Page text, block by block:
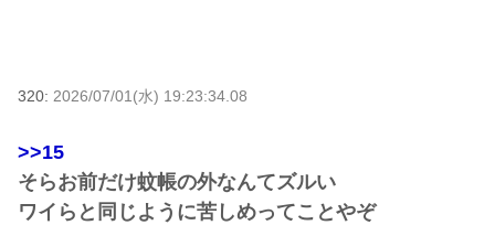
320: 2026/07/01(水) 19:23:34.08
>>15
そらお前だけ蚊帳の外なんてズルい
ワイらと同じように苦しめってことやぞ